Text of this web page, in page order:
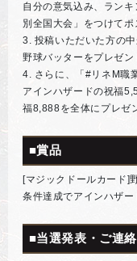
自分の意気込み、ラン
別全国大会」をつけてポ
3. 投稿いただいた方の
野球バッターをプレゼン
4. さらに、「#リネM職
アインハザードの祝福
福8,888を全体にプレゼ
■賞品
[マジックドールカード]
条件達成でアインハザ
■当選発表・ご連